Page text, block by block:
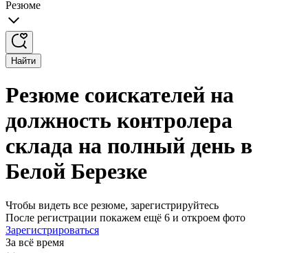
Резюме
Найти
Резюме соискателей на
должность контролера
склада на полный день в
Белой Березке
Чтобы видеть все резюме, зарегистрируйтесь
После регистрации покажем ещё 6 и откроем фото
Зарегистрироваться
За всё время